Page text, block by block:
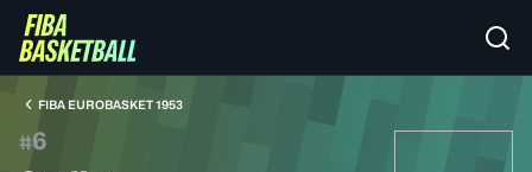
FIBA EUROBASKET 1953
#6